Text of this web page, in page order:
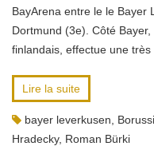
BayArena entre le le Bayer
Dortmund (3e). Côté
finlandais, effectue une
Lire la suite
bayer leverkusen
Hradecky, Roman Bürki